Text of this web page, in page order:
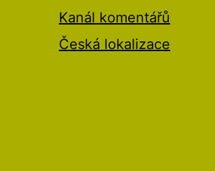
Kanál komentářů
Česká lokalizace